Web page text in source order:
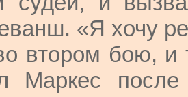
«Я хочу
втором бою, и
Маркес после